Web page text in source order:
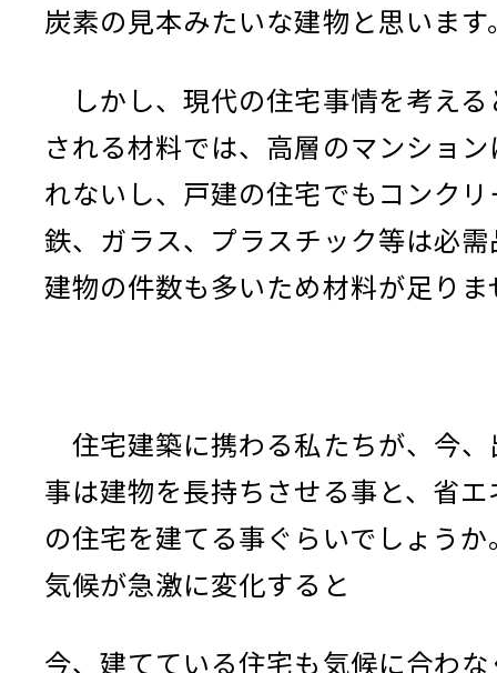
炭素の見本みたいな建物と思います
しかし、現代の住宅事情を考える
される材料では、高層のマンショ
れないし、戸建の住宅でもコンク
鉄、ガラス、プラスチック等は必需
建物の件数も多いため材料が足りま
住宅建築に携わる私たちが、今、
事は建物を長持ちさせる事と、省
の住宅を建てる事ぐらいでしょう
気候が急激に変化すると
今、建てている住宅も気候に合わ